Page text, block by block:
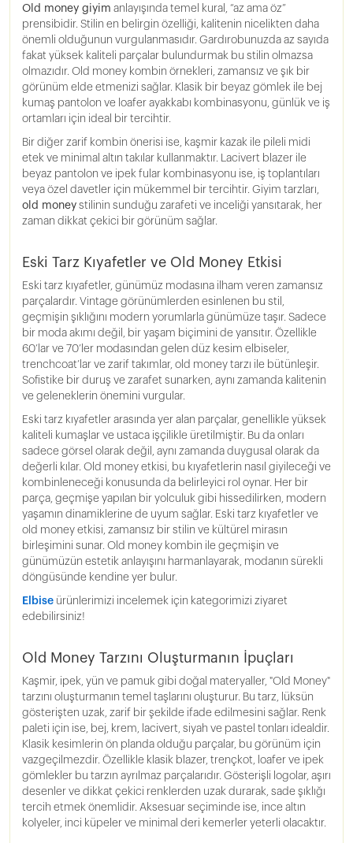
Old money giyim anlayışında temel kural, “az ama öz”
prensibidir. Stilin en belirgin özelliği, kalitenin nicelikten daha
önemli olduğunun vurgulanmasıdır. Gardırobunuzda az sayıda
fakat yüksek kaliteli parçalar bulundurmak bu stilin olmazsa
olmazıdır. Old money kombin örnekleri, zamansız ve şık bir
görünüm elde etmenizi sağlar. Klasik bir beyaz gömlek ile bej
kumaş pantolon ve loafer ayakkabı kombinasyonu, günlük ve iş
ortamları için ideal bir tercihtir.
Bir diğer zarif kombin önerisi ise, kaşmir kazak ile pileli midi
etek ve minimal altın takılar kullanmaktır. Lacivert blazer ile
beyaz pantolon ve ipek fular kombinasyonu ise, iş toplantıları
veya özel davetler için mükemmel bir tercihtir. Giyim tarzları,
old money stilinin sunduğu zarafeti ve inceliği yansıtarak, her
zaman dikkat çekici bir görünüm sağlar.
Eski Tarz Kıyafetler ve Old Money Etkisi
Eski tarz kıyafetler, günümüz modasına ilham veren zamansız
parçalardır. Vintage görünümlerden esinlenen bu stil,
geçmişin şıklığını modern yorumlarla günümüze taşır. Sadece
bir moda akımı değil, bir yaşam biçimini de yansıtır. Özellikle
60’lar ve 70’ler modasından gelen düz kesim elbiseler,
trenchcoat’lar ve zarif takımlar, old money tarzı ile bütünleşir.
Sofistike bir duruş ve zarafet sunarken, aynı zamanda kalitenin
ve geleneklerin önemini vurgular.
Eski tarz kıyafetler arasında yer alan parçalar, genellikle yüksek
kaliteli kumaşlar ve ustaca işçilikle üretilmiştir. Bu da onları
sadece görsel olarak değil, aynı zamanda duygusal olarak da
değerli kılar. Old money etkisi, bu kıyafetlerin nasıl giyileceği ve
kombinleneceği konusunda da belirleyici rol oynar. Her bir
parça, geçmişe yapılan bir yolculuk gibi hissedilirken, modern
yaşamın dinamiklerine de uyum sağlar. Eski tarz kıyafetler ve
old money etkisi, zamansız bir stilin ve kültürel mirasın
birleşimini sunar. Old money kombin ile geçmişin ve
günümüzün estetik anlayışını harmanlayarak, modanın sürekli
döngüsünde kendine yer bulur.
Elbise ürünlerimizi incelemek için kategorimizi ziyaret
edebilirsiniz!
Old Money Tarzını Oluşturmanın İpuçları
Kaşmir, ipek, yün ve pamuk gibi doğal materyaller, "Old Money"
tarzını oluşturmanın temel taşlarını oluşturur. Bu tarz, lüksün
gösterişten uzak, zarif bir şekilde ifade edilmesini sağlar. Renk
paleti için ise, bej, krem, lacivert, siyah ve pastel tonları idealdir.
Klasik kesimlerin ön planda olduğu parçalar, bu görünüm için
vazgeçilmezdir. Özellikle klasik blazer, trençkot, loafer ve ipek
gömlekler bu tarzın ayrılmaz parçalarıdır. Gösterişli logolar, aşırı
desenler ve dikkat çekici renklerden uzak durarak, sade şıklığı
tercih etmek önemlidir. Aksesuar seçiminde ise, ince altın
kolyeler, inci küpeler ve minimal deri kemerler yeterli olacaktır.